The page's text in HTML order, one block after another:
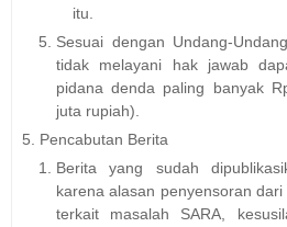
itu.
Sesuai dengan Undang-
tidak melayani hak jawab
pidana denda paling banyak
juta rupiah).
Pencabutan Berita
Berita yang sudah
karena alasan penyensoran
terkait masalah SARA,